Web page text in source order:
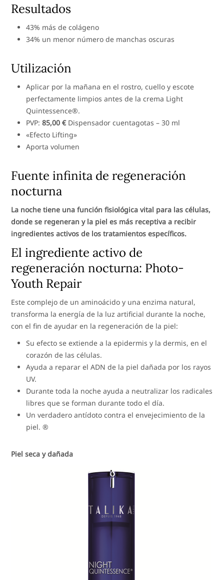
Resultados
43% más de colágeno
34% un menor número de manchas oscuras
Utilización
Aplicar por la mañana en el rostro, cuello y escote
perfectamente limpios antes de la crema Light
Quintessence®.
PVP:85,00 €Dispensador cuentagotas – 30 ml
«Efecto Lifting»
Aporta volumen
Fuente infinita de regeneración
nocturna
La noche tiene una función fisiológica vital para las células,
donde se regeneran y la piel es más receptiva a recibir
ingredientes activos de los tratamientos específicos.
El ingrediente activo de
regeneración nocturna: Photo-
Youth Repair
Este complejo de un aminoácido y una enzima natural,
transforma la energía de la luz artificial durante la noche,
con el fin de ayudar en la regeneración de la piel:
Su efecto se extiende a la epidermis y la dermis, en el
corazón de las células.
Ayuda a reparar el ADN de la piel dañada por los rayos
UV.
Durante toda la noche ayuda a neutralizar los radicales
libres que se forman durante todo el día.
Un verdadero antídoto contra el envejecimiento de la
piel. ®
Piel seca y dañada